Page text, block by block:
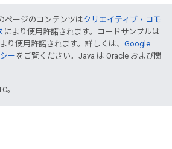
ページのコンテンツはクリエイティブ・コモ
により使用許諾されます。コードサンプルは
り使用許諾されます。詳しくは、 Google
ー をご覧ください。Java は Oracle および関
。